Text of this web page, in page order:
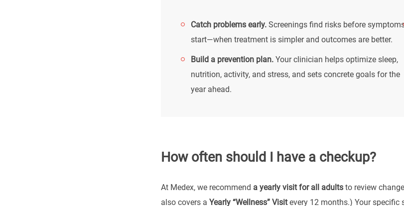
Catch problems early.Screenings find risks before
start—when treatment is simpler and outcomes are better.
Build a prevention plan.Your clinician helps optimize sleep,
nutrition, activity, and stress, and sets concrete goals for the
year ahead.
How often should I have a checkup?
At Medex, we recommend a yearly visit for all adultsto review
also covers a Yearly “Wellness” Visitevery 12 months.) Your specific